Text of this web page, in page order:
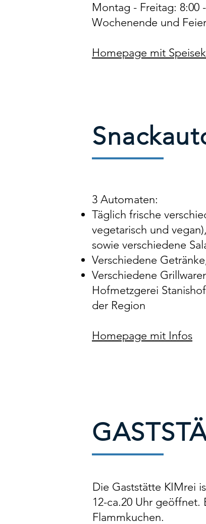
Montag - Freitag: 8:00
Wochenende und
Homepage mit
3 Automaten:
Täglich frische
vegetarisch und
sowie verschiedene
Verschiedene
Verschiedene
Hofmetzgerei
der Region
Homepage mit Infos
Die Gaststätte KIMrei
12-ca.20 Uhr geöffnet.
Flammkuchen.